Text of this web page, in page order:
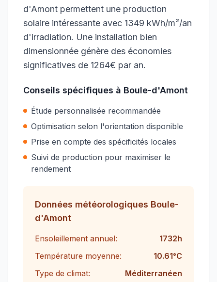
d'Amont permettent une production
solaire intéressante avec 1349 kWh/m²/an
d'irradiation. Une installation bien
dimensionnée génère des économies
significatives de 1264€ par an.
Conseils spécifiques à Boule-d'Amont
Étude personnalisée recommandée
Optimisation selon l'orientation disponible
Prise en compte des spécificités locales
Suivi de production pour maximiser le
rendement
Données météorologiques Boule-
d'Amont
Ensoleillement annuel: 1732h
Température moyenne:
10.61°C
Type de climat:
Méditerranéen